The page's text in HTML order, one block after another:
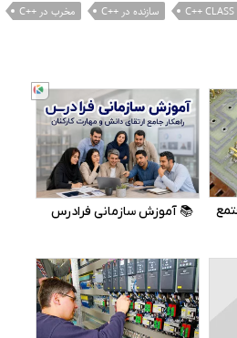
C++ سازنده در ++C
مخرب در ++C